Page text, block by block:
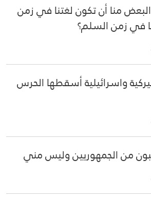
منا أن تكون لغتنا في زمن
في زمن السلم؟
واسرائيلية أسقطها الحرس
من الجمهوريين وليس مني